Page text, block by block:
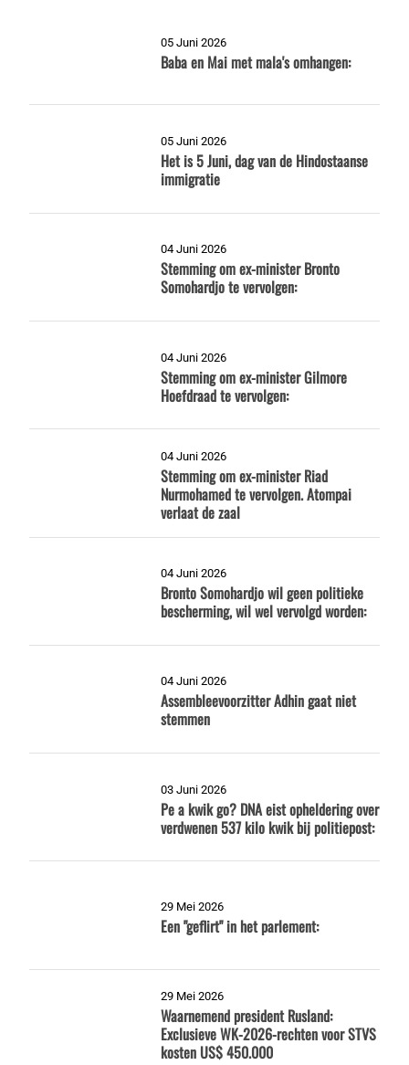
05 Juni 2026
Baba en Mai met mala's omhangen:
05 Juni 2026
Het is 5 Juni, dag van de Hindostaanse
immigratie
04 Juni 2026
Stemming om ex-minister Bronto
Somohardjo te vervolgen:
04 Juni 2026
Stemming om ex-minister Gilmore
Hoefdraad te vervolgen:
04 Juni 2026
Stemming om ex-minister Riad
Nurmohamed te vervolgen. Atompai
verlaat de zaal
04 Juni 2026
Bronto Somohardjo wil geen politieke
bescherming, wil wel vervolgd worden:
04 Juni 2026
Assembleevoorzitter Adhin gaat niet
stemmen
03 Juni 2026
Pe a kwik go? DNA eist opheldering over
verdwenen 537 kilo kwik bij politiepost:
29 Mei 2026
Een "geflirt" in het parlement:
29 Mei 2026
Waarnemend president Rusland:
Exclusieve WK-2026-rechten voor STVS
kosten US$ 450.000